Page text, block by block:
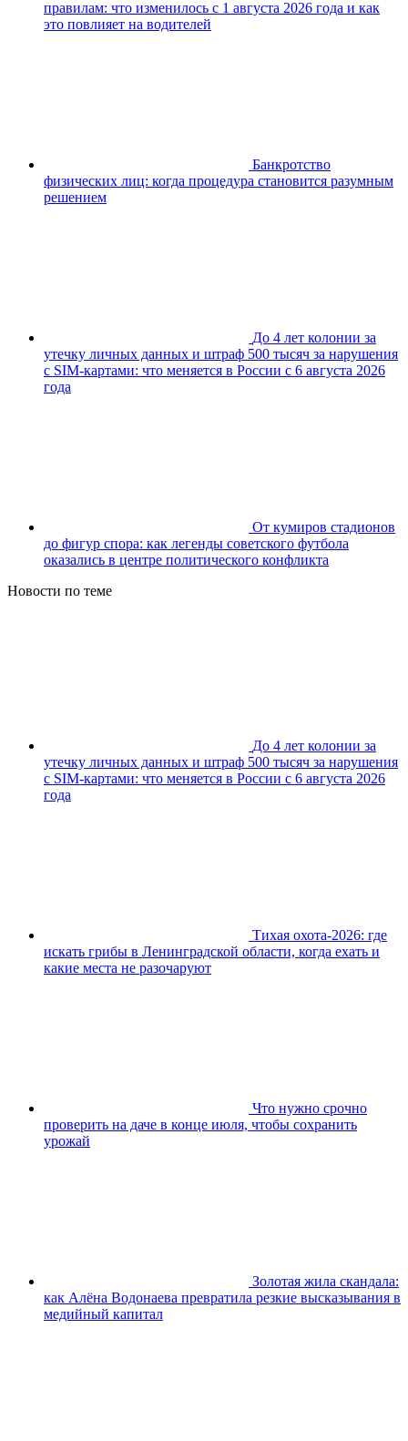
правилам: что изменилось с 1 августа 2026 года и как
это повлияет на водителей
Банкротство
физических лиц: когда процедура становится разумным
решением
До 4 лет колонии за
утечку личных данных и штраф 500 тысяч за нарушения
с SIM-картами: что меняется в России с 6 августа 2026
года
От кумиров стадионов
до фигур спора: как легенды советского футбола
оказались в центре политического конфликта
Новости по теме
До 4 лет колонии за
утечку личных данных и штраф 500 тысяч за нарушения
с SIM-картами: что меняется в России с 6 августа 2026
года
Тихая охота-2026: где
искать грибы в Ленинградской области, когда ехать и
какие места не разочаруют
Что нужно срочно
проверить на даче в конце июля, чтобы сохранить
урожай
Золотая жила скандала:
как Алёна Водонаева превратила резкие высказывания в
медийный капитал